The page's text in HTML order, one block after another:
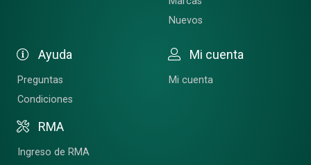
Nuevos
Ayuda
Preguntas
Condiciones
RMA
Ingreso de RMA
Mi cuenta
Mi cuenta